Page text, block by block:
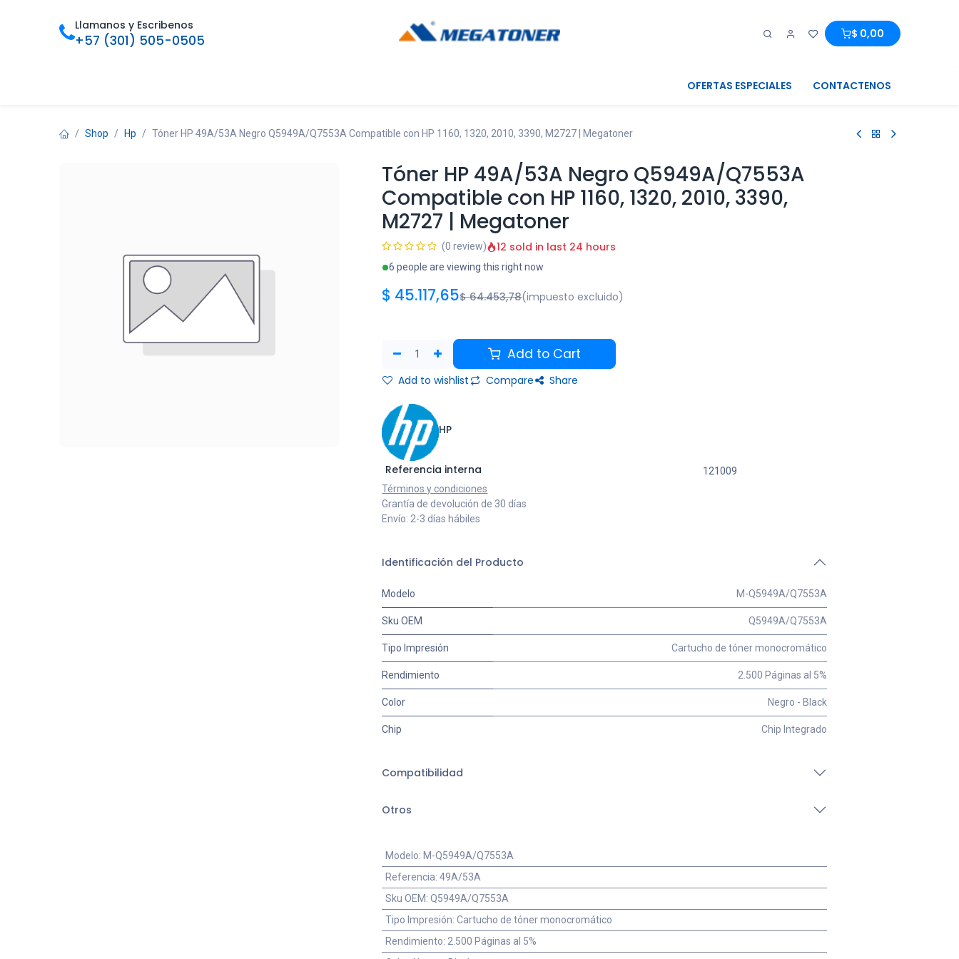
Llamanos y Escribenos
+57 (301) 505-0505 $ 0,00
OFERTAS ESPECIALES CONTACTENOS
Shop Hp Tóner HP 49A/53A Negro Q5949A/Q7553A Compatible con HP 1160, 1320, 2010, 3390, M2727 | Megatoner
Tóner HP 49A/53A Negro Q5949A/Q7553A
Compatible con HP 1160, 1320, 2010, 3390,
M2727 | Megatoner
(0 review) 12 sold in last 24 hours
6 people are viewing this right now
$ 45.117,65$64.453,78(impuesto excluido)
Add to Cart
Add to wishlist Compare Share
HP
Referencia interna
121009
Términos y condiciones
Grantía de devolución de 30 días
Envío: 2-3 días hábiles
Identificación del Producto
Modelo M-Q5949A/Q7553A
Sku OEM Q5949A/Q7553A
Tipo Impresión Cartucho de tóner monocromático
Rendimiento 2.500 Páginas al 5%
Color Negro - Black
Chip Chip Integrado
Compatibilidad
Otros
Modelo: M-Q5949A/Q7553A
Referencia:49A/53A
Sku OEM:Q5949A/Q7553A
Tipo Impresión:Cartucho de tóner monocromático
Rendimiento: 2.500 Páginas al 5%